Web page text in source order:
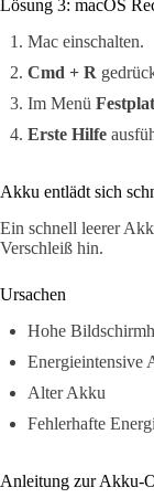
Lösung 3: macOS
Mac einschalten.
Cmd + R
Im Menü
Erste Hilfe
Akku entlädt sich
Ein schnell leerer
Verschleiß hin.
Ursachen
Hohe
Energieintensive
Alter Akku
Fehlerhafte
Anleitung zur Akku-